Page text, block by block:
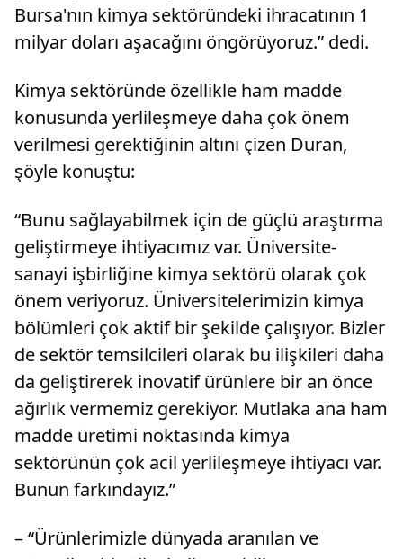
Bursa'nın kimya sektöründeki ihracatının 1
milyar doları aşacağını öngörüyoruz.” dedi.
Kimya sektöründe özellikle ham madde
konusunda yerlileşmeye daha çok önem
verilmesi gerektiğinin altını çizen Duran,
şöyle konuştu:
“Bunu sağlayabilmek için de güçlü araştırma
geliştirmeye ihtiyacımız var. Üniversite-
sanayi işbirliğine kimya sektörü olarak çok
önem veriyoruz. Üniversitelerimizin kimya
bölümleri çok aktif bir şekilde çalışıyor. Bizler
de sektör temsilcileri olarak bu ilişkileri daha
da geliştirerek inovatif ürünlere bir an önce
ağırlık vermemiz gerekiyor. Mutlaka ana ham
madde üretimi noktasında kimya
sektörünün çok acil yerlileşmeye ihtiyacı var.
Bunun farkındayız.”
– “Ürünlerimizle dünyada aranılan ve